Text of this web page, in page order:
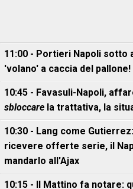
11:00 - Portieri Napoli
'volano' a caccia del pallone!
10:45 - Favasuli-Napoli,
sbloccare la trattativa, la
10:30 - Lang come
ricevere offerte serie, il
mandarlo all'Ajax
10:15 - Il Mattino fa notare: